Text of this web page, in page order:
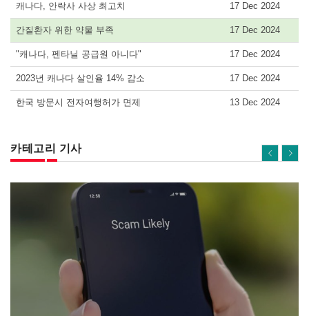
캐나다, 안락사 사상 최고치 17 Dec 2024
간질환자 위한 약물 부족 17 Dec 2024
"캐나다, 펜타닐 공급원 아니다" 17 Dec 2024
2023년 캐나다 살인율 14% 감소 17 Dec 2024
한국 방문시 전자여행허가 면제 13 Dec 2024
카테고리 기사